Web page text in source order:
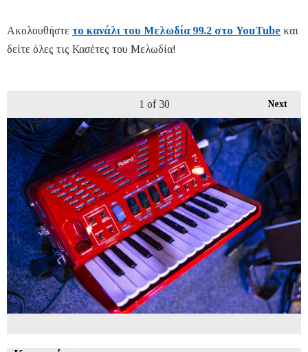
Ακολουθήστε το κανάλι του Μελωδία 99.2 στο YouTube και
δείτε όλες τις Κασέτες του Μελωδία!
Next
1 of 30